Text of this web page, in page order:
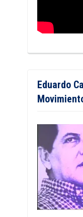
Eduardo